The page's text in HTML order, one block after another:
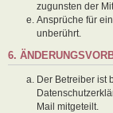
zugunsten der
Ansprüche für
unberührt.
6.
Der Betreiber ist
Mail mitgeteilt.